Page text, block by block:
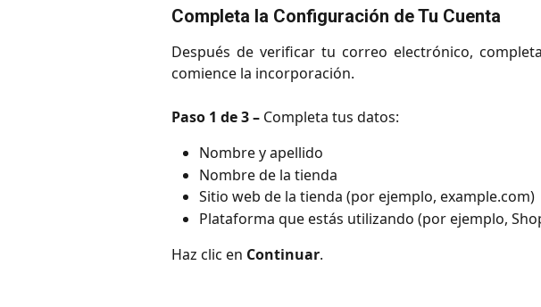
Completa la Configuración de Tu Cuenta
Después de verificar tu correo electrónico,
comience la incorporación.
Paso 1 de 3 – Completa tus datos:
Nombre y apellido
Nombre de la tienda
Sitio web de la tienda (por ejemplo, example.com)
Plataforma que estás utilizando (por ejemplo,
Haz clic en Continuar.